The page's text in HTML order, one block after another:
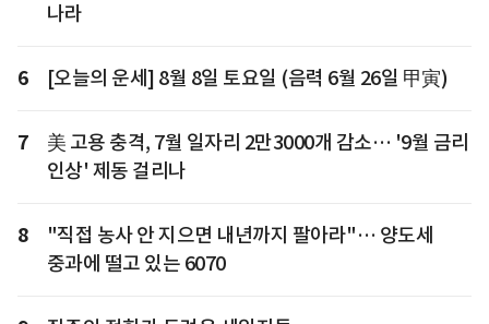
나라
6 [오늘의 운세] 8월 8일 토요일 (음력 6월 26일 甲寅)
7
美 고용 충격, 7월 일자리 2만3000개 감소… '9월 금리
인상' 제동 걸리나
8
"직접 농사 안 지으면 내년까지 팔아라"… 양도세
중과에 떨고 있는 6070